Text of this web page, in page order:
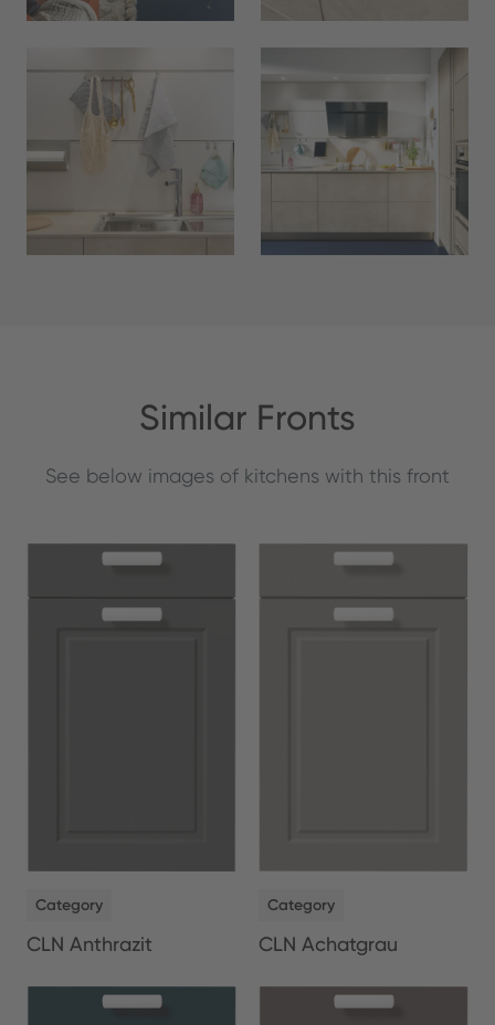
Similar Fronts
See below images of kitchens with this front
Category
CLN Anthrazit
Category
CLN Achatgrau